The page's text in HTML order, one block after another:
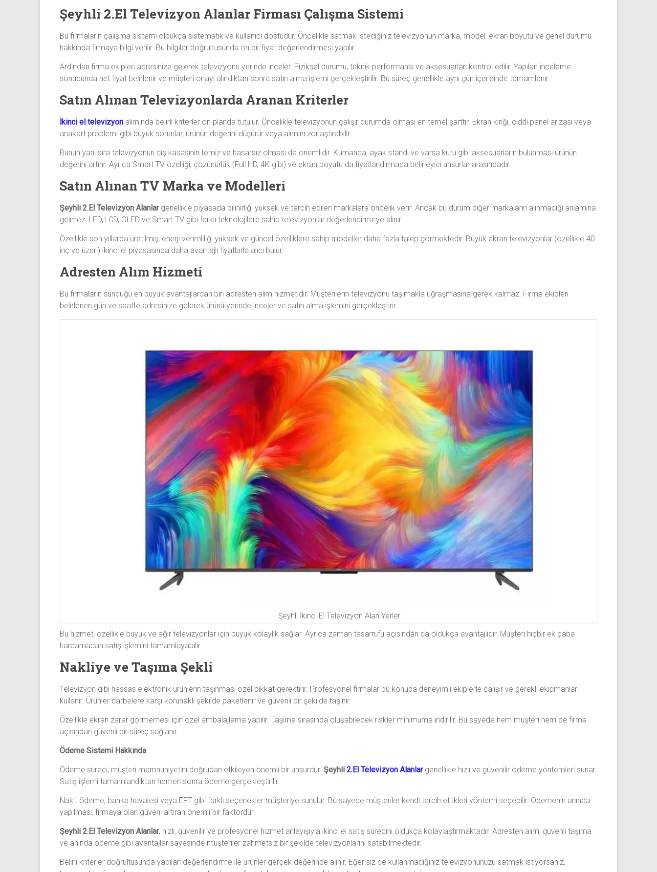
Şeyhli 2.El Televizyon Alanlar Firması Çalışma Sistemi
Bu firmaların çalışma sistemi oldukça sistematik ve kullanıcı dostudur. Öncelikle satmak istediğiniz televizyonun marka, model, ekran boyutu ve genel durumu
hakkında firmaya bilgi verilir. Bu bilgiler doğrultusunda ön bir fiyat değerlendirmesi yapılır.
Ardından firma ekipleri adresinize gelerek televizyonu yerinde inceler. Fiziksel durumu, teknik performansı ve aksesuarları kontrol edilir. Yapılan inceleme
sonucunda net fiyat belirlenir ve müşteri onayı alındıktan sonra satın alma işlemi gerçekleştirilir. Bu süreç genellikle aynı gün içerisinde tamamlanır.
Satın Alınan Televizyonlarda Aranan Kriterler
İkinci el televizyon alımında belirli kriterler ön planda tutulur. Öncelikle televizyonun çalışır durumda olması en temel şarttır. Ekran kırığı, ciddi panel arızası veya
anakart problemi gibi büyük sorunlar, ürünün değerini düşürür veya alımını zorlaştırabilir.
Bunun yanı sıra televizyonun dış kasasının temiz ve hasarsız olması da önemlidir. Kumanda, ayak standı ve varsa kutu gibi aksesuarların bulunması ürünün
değerini artırır. Ayrıca Smart TV özelliği, çözünürlük (Full HD, 4K gibi) ve ekran boyutu da fiyatlandırmada belirleyici unsurlar arasındadır.
Satın Alınan TV Marka ve Modelleri
Şeyhli 2.El Televizyon Alanlar genellikle piyasada bilinirliği yüksek ve tercih edilen markalara öncelik verir. Ancak bu durum diğer markaların alınmadığı anlamına
gelmez. LED, LCD, OLED ve Smart TV gibi farklı teknolojilere sahip televizyonlar değerlendirmeye alınır.
Özellikle son yıllarda üretilmiş, enerji verimliliği yüksek ve güncel özelliklere sahip modeller daha fazla talep görmektedir. Büyük ekran televizyonlar (özellikle 40
inç ve üzeri) ikinci el piyasasında daha avantajlı fiyatlarla alıcı bulur.
Adresten Alım Hizmeti
Bu firmaların sunduğu en büyük avantajlardan biri adresten alım hizmetidir. Müşterilerin televizyonu taşımakla uğraşmasına gerek kalmaz. Firma ekipleri
belirlenen gün ve saatte adresinize gelerek ürünü yerinde inceler ve satın alma işlemini gerçekleştirir.
Şeyhli İkinci El Televizyon Alan Yerler
Bu hizmet, özellikle büyük ve ağır televizyonlar için büyük kolaylık sağlar. Ayrıca zaman tasarrufu açısından da oldukça avantajlıdır. Müşteri hiçbir ek çaba
harcamadan satış işlemini tamamlayabilir.
Nakliye ve Taşıma Şekli
Televizyon gibi hassas elektronik ürünlerin taşınması özel dikkat gerektirir. Profesyonel firmalar bu konuda deneyimli ekiplerle çalışır ve gerekli ekipmanları
kullanır. Ürünler darbelere karşı korunaklı şekilde paketlenir ve güvenli bir şekilde taşınır.
Özellikle ekran zarar görmemesi için özel ambalajlama yapılır. Taşıma sırasında oluşabilecek riskler minimuma indirilir. Bu sayede hem müşteri hem de firma
açısından güvenli bir süreç sağlanır.
Ödeme Sistemi Hakkında
Ödeme süreci, müşteri memnuniyetini doğrudan etkileyen önemli bir unsurdur. Şeyhli 2.El Televizyon Alanlargenellikle hızlı ve güvenilir ödeme yöntemleri sunar.
Satış işlemi tamamlandıktan hemen sonra ödeme gerçekleştirilir.
Nakit ödeme, banka havalesi veya EFT gibi farklı seçenekler müşteriye sunulur. Bu sayede müşteriler kendi tercih ettikleri yöntemi seçebilir. Ödemenin anında
yapılması, firmaya olan güveni artıran önemli bir faktördür.
Şeyhli 2.El Televizyon Alanlar, hızlı, güvenilir ve profesyonel hizmet anlayışıyla ikinci el satış sürecini oldukça kolaylaştırmaktadır. Adresten alım, güvenli taşıma
ve anında ödeme gibi avantajlar sayesinde müşteriler zahmetsiz bir şekilde televizyonlarını satabilmektedir.
Belirli kriterler doğrultusunda yapılan değerlendirme ile ürünler gerçek değerinde alınır. Eğer siz de kullanmadığınız televizyonunuzu satmak istiyorsanız,